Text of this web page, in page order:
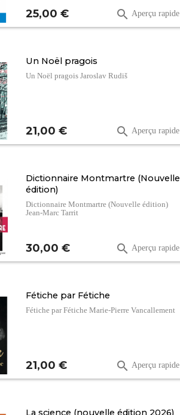
Prix
25,00 €  Aperçu rapide
Un Noël pragois
Un Noël pragois Jaroslav Rudiš
Prix
21,00 €  Aperçu rapide
Dictionnaire Montmartre (Nouvelle
édition)
Dictionnaire Montmartre (Nouvelle édition)
Jean-Marc Tarrit
Prix
30,00 €  Aperçu rapide
Fétiche par Fétiche
Fétiche par Fétiche Marie-Pierre Vancallement
Prix
21,00 €  Aperçu rapide
La science (nouvelle édition 2026)